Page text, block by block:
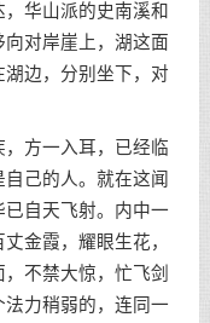
华山派的史南溪和
对岸崖上，湖这面
边，分别坐下，对
方一入耳，已经临
己的人。就在这闻
自天飞射。内中一
金霞，耀眼生花，
不禁大惊，忙飞剑
力稍弱的，连同一